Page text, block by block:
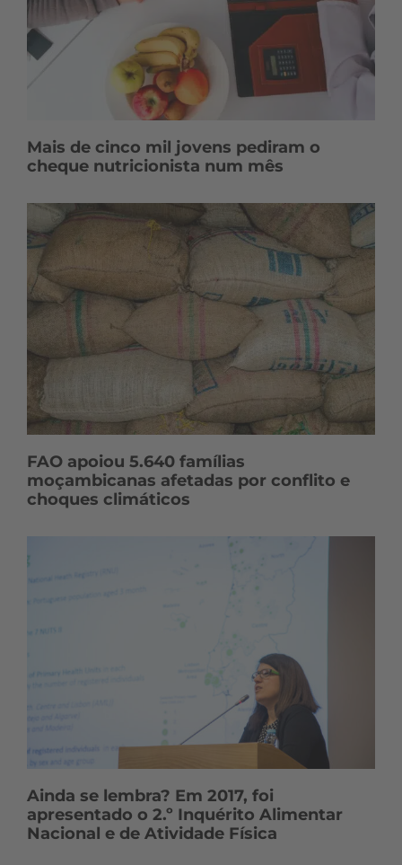
Mais de cinco mil jovens pediram o
cheque nutricionista num mês
FAO apoiou 5.640 famílias
moçambicanas afetadas por conflito e
choques climáticos
Ainda se lembra? Em 2017, foi
apresentado o 2.º Inquérito Alimentar
Nacional e de Atividade Física